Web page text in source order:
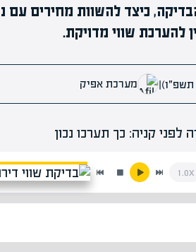
כיצד להשוות מחירים עם
להערכת שווי מדויקת.
| מערכת אפיק
1.0x